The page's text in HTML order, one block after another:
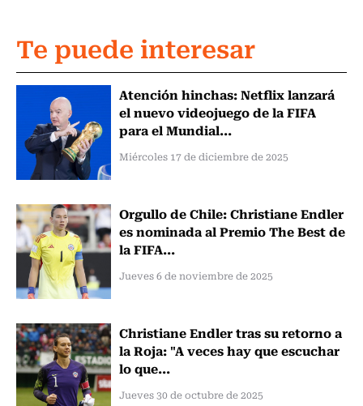
Te puede interesar
Atención hinchas: Netflix lanzará
el nuevo videojuego de la FIFA
para el Mundial...
Miércoles 17 de diciembre de 2025
Orgullo de Chile: Christiane Endler
es nominada al Premio The Best de
la FIFA...
Jueves 6 de noviembre de 2025
Christiane Endler tras su retorno a
la Roja: "A veces hay que escuchar
lo que...
Jueves 30 de octubre de 2025